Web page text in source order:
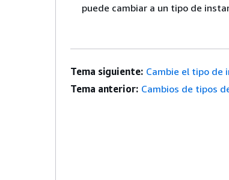
puede cambiar a un tipo de
Tema siguiente: Cambie el tipo de
Tema anterior: Cambios de tipos